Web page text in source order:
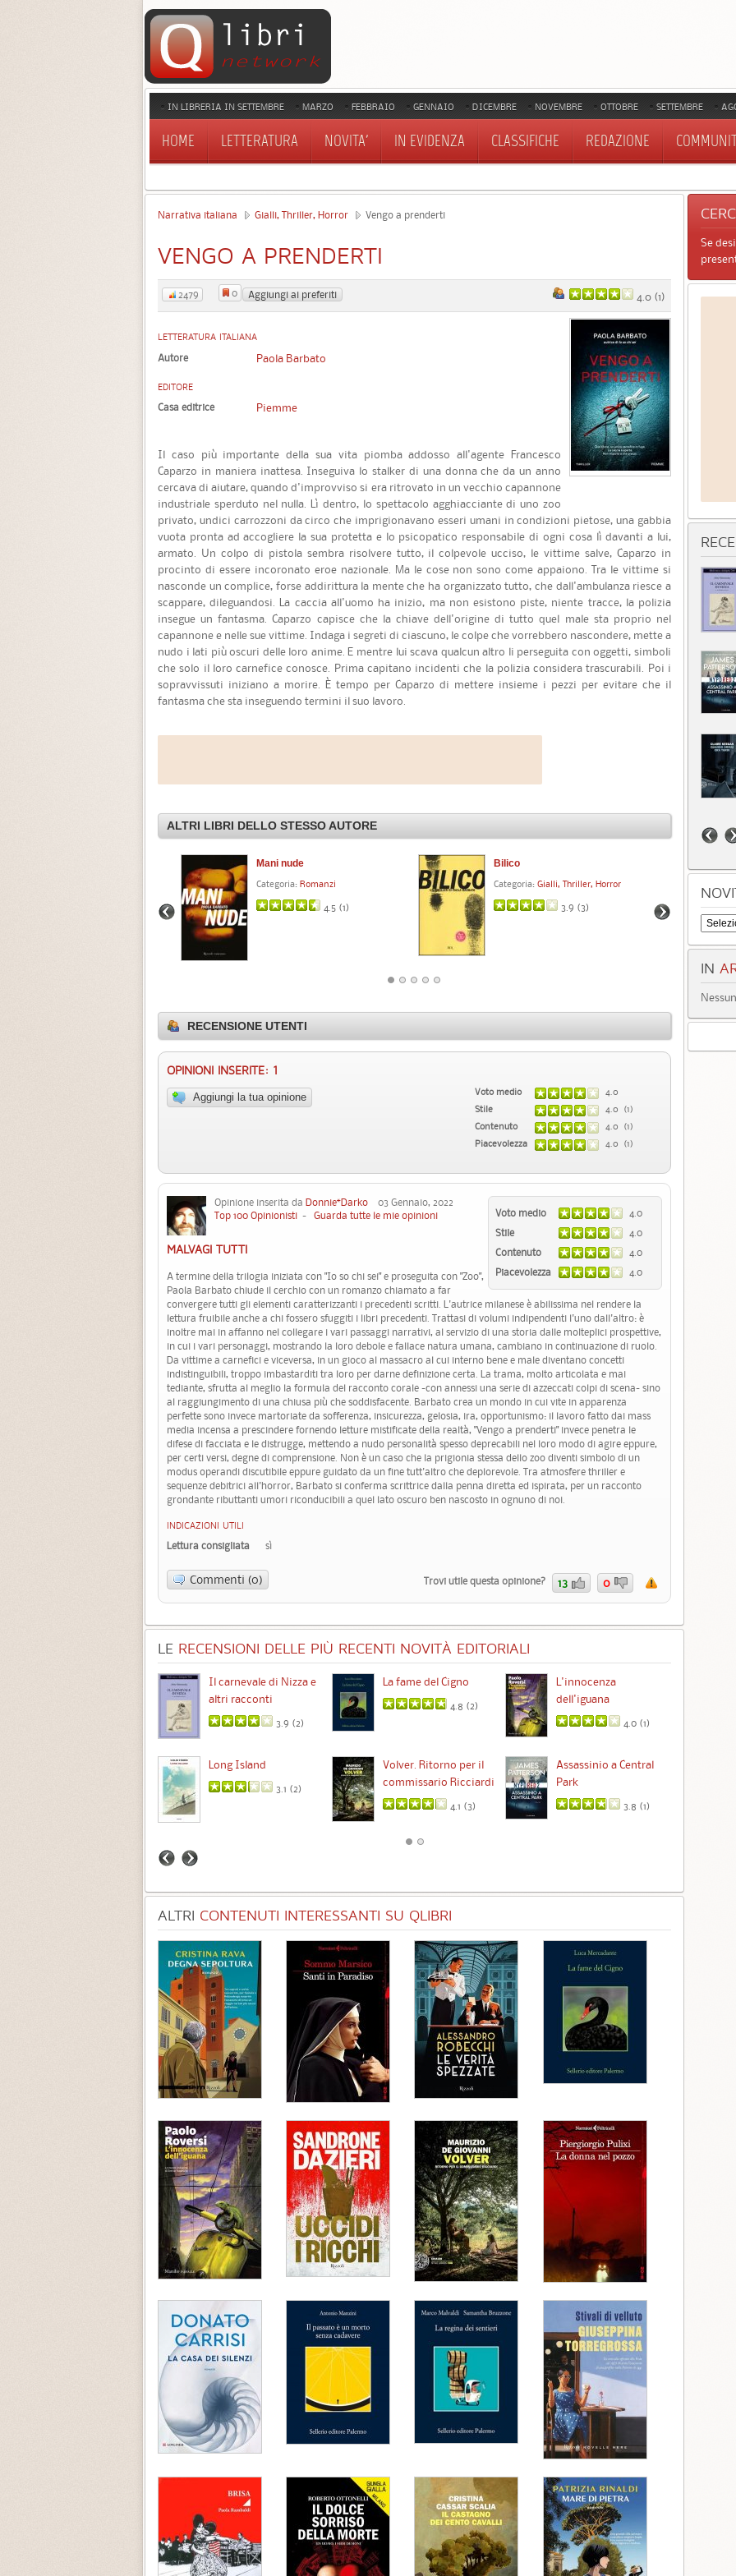
IN LIBRERIA IN SETTEMBRE MARZO FEBBRAIO GENNAIO DICEMBRE NOVEMBRE OTTOBRE SETTEMBRE
HOME LETTERATURA NOVITA' IN EVIDENZA CLASSIFICHE REDAZIONE
Narrativa italiana Gialli, Thriller, Horror Vengo a prenderti
VENGO A PRENDERTI
4.0 (1)
2479 0 Aggiungi ai preferiti
LETTERATURA ITALIANA
Autore Paola Barbato
EDITORE
Casa editrice Piemme
Il caso più importante della sua vita piomba addosso all'agente Francesco
Caparzo in maniera inattesa. Inseguiva lo stalker di una donna che da un anno
cercava di aiutare, quando d'improvviso si era ritrovato in un vecchio capannone
industriale sperduto nel nulla. Lì dentro, lo spettacolo agghiacciante di uno zoo
privato, undici carrozzoni da circo che imprigionavano esseri umani in condizioni pietose, una gabbia
vuota pronta ad accogliere la sua protetta e lo psicopatico responsabile di ogni cosa lì davanti a lui,
armato. Un colpo di pistola sembra risolvere tutto, il colpevole ucciso, le vittime salve, Caparzo in
procinto di essere incoronato eroe nazionale. Ma le cose non sono come appaiono. Tra le vittime si
nasconde un complice, forse addirittura la mente che ha organizzato tutto, che dall'ambulanza riesce a
scappare, dileguandosi. La caccia all'uomo ha inizio, ma non esistono piste, niente tracce, la polizia
insegue un fantasma. Caparzo capisce che la chiave dell'origine di tutto quel male sta proprio nel
capannone e nelle sue vittime. Indaga i segreti di ciascuno, le colpe che vorrebbero nascondere, mette a
nudo i lati più oscuri delle loro anime. E mentre lui scava qualcun altro li perseguita con oggetti, simboli
che solo il loro carnefice conosce. Prima capitano incidenti che la polizia considera trascurabili. Poi i
sopravvissuti iniziano a morire. È tempo per Caparzo di mettere insieme i pezzi per evitare che il
fantasma che sta inseguendo termini il suo lavoro.
ALTRI LIBRI DELLO STESSO AUTORE
Mani nude
Categoria: Romanzi
4.5 (1)
Bilico
Categoria: Gialli, Thriller, Horror
3.9 (3)
RECENSIONE UTENTI
OPINIONI INSERITE: 1
Aggiungi la tua opinione Voto medio
4.0
Stile
4.0 (1)
Contenuto
4.0 (1)
Piacevolezza
4.0 (1)
Voto medio
4.0
Stile
4.0
Contenuto
4.0
Piacevolezza
4.0
Opinione inserita da Donnie*Darko 03 Gennaio, 2022
Top 100 Opinionisti - Guarda tutte le mie opinioni
MALVAGI TUTTI
A termine della trilogia iniziata con "Io so chi sei" e proseguita con "Zoo",
Paola Barbato chiude il cerchio con un romanzo chiamato a far
convergere tutti gli elementi caratterizzanti i precedenti scritti. L'autrice milanese è abilissima nel rendere la
lettura fruibile anche a chi fossero sfuggiti i libri precedenti. Trattasi di volumi indipendenti l'uno dall'altro: è
inoltre mai in affanno nel collegare i vari passaggi narrativi, al servizio di una storia dalle molteplici prospettive,
in cui i vari personaggi, mostrando la loro debole e fallace natura umana, cambiano in continuazione di ruolo.
Da vittime a carnefici e viceversa, in un gioco al massacro al cui interno bene e male diventano concetti
indistinguibili, troppo imbastarditi tra loro per darne definizione certa. La trama, molto articolata e mai
tediante, sfrutta al meglio la formula del racconto corale -con annessi una serie di azzeccati colpi di scena- sino
al raggiungimento di una chiusa più che soddisfacente. Barbato crea un mondo in cui vite in apparenza
perfette sono invece martoriate da sofferenza, insicurezza, gelosia, ira, opportunismo: il lavoro fatto dai mass
media incensa a prescindere fornendo letture mistificate della realtà, "Vengo a prenderti" invece penetra le
difese di facciata e le distrugge, mettendo a nudo personalità spesso deprecabili nel loro modo di agire eppure,
per certi versi, degne di comprensione. Non è un caso che la prigionia stessa dello zoo diventi simbolo di un
modus operandi discutibile eppure guidato da un fine tutt'altro che deplorevole. Tra atmosfere thriller e
sequenze debitrici all'horror, Barbato si conferma scrittrice dalla penna diretta ed ispirata, per un racconto
grondante ributtanti umori riconducibili a quel lato oscuro ben nascosto in ognuno di noi.
INDICAZIONI UTILI
Lettura consigliata sì
Commenti (0) Trovi utile questa opinione? 13 0
LE RECENSIONI DELLE PIÙ RECENTI NOVITÀ EDITORIALI
Il carnevale di Nizza e
altri racconti
3.9 (2)
La fame del Cigno
4.8 (2)
L'innocenza
dell'iguana
4.0 (1)
Long Island
3.1 (2)
Volver. Ritorno per il
commissario Ricciardi
4.1 (3)
Assassinio a Central
Park
3.8 (1)
ALTRI CONTENUTI INTERESSANTI SU QLIBRI
Se
IN